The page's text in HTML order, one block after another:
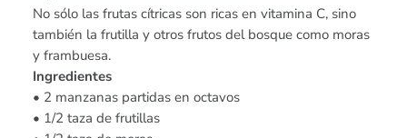
No sólo las frutas cítricas son ricas en vitamina C, sino
también la frutilla y otros frutos del bosque como moras
y frambuesa.
Ingredientes
• 2 manzanas partidas en octavos
• 1/2 taza de frutillas